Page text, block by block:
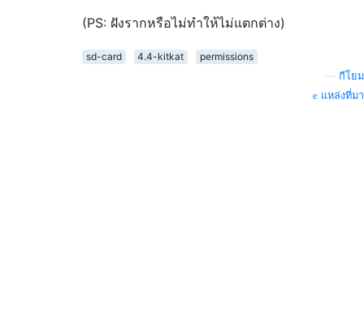
(PS: ฝังรากหรือไม่ทำให้ไม่แตกต่าง)
sd-card 4.4-kitkat
permissions
กีโยม
แหล่งที่มา